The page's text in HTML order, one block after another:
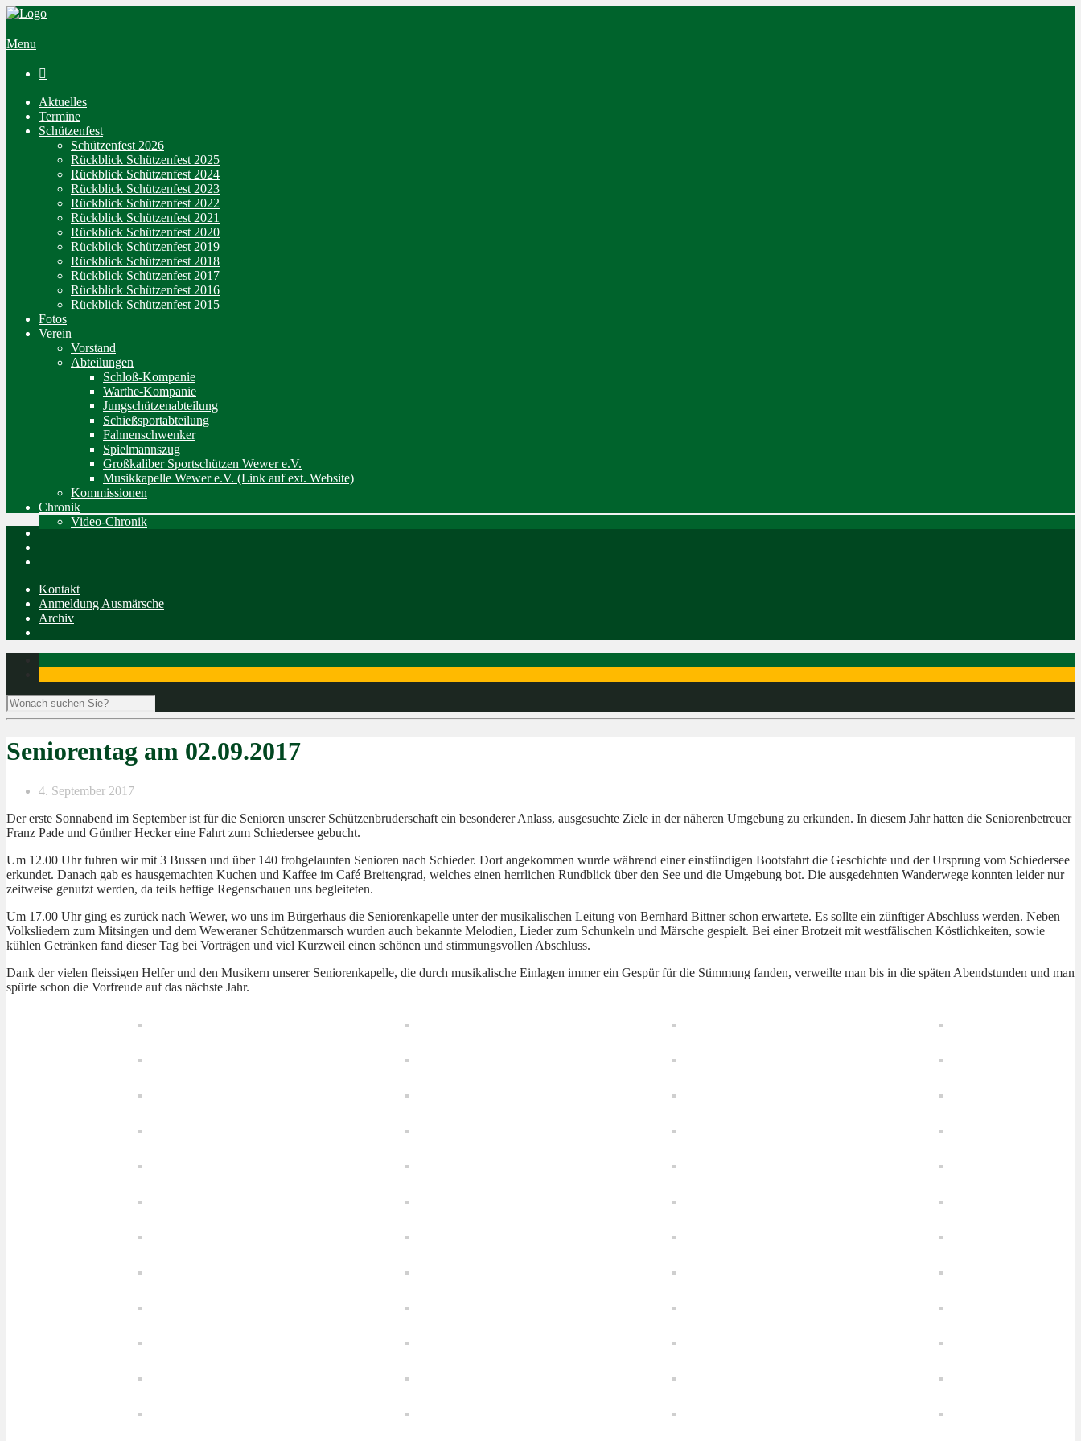
Menu

Aktuelles
Termine
Schützenfest
Schützenfest 2026
Rückblick Schützenfest 2025
Rückblick Schützenfest 2024
Rückblick Schützenfest 2023
Rückblick Schützenfest 2022
Rückblick Schützenfest 2021
Rückblick Schützenfest 2020
Rückblick Schützenfest 2019
Rückblick Schützenfest 2018
Rückblick Schützenfest 2017
Rückblick Schützenfest 2016
Rückblick Schützenfest 2015
Fotos
Verein
Vorstand
Abteilungen
Schloß-Kompanie
Warthe-Kompanie
Jungschützenabteilung
Schießsportabteilung
Fahnenschwenker
Spielmannszug
Großkaliber Sportschützen Wewer e.V.
Musikkapelle Wewer e.V. (Link auf ext. Website)
Kommissionen
Chronik
Video-Chronik
Kontakt
Anmeldung Ausmärsche
Archiv
Seniorentag am 02.09.2017
4. September 2017
Der erste Sonnabend im September ist für die Senioren unserer Schützenbruderschaft ein besonderer Anlass, ausgesuchte Ziele in der näheren Umgebung zu erkunden. In diesem Jahr hatten die Seniorenbetreuer
Franz Pade und Günther Hecker eine Fahrt zum Schiedersee gebucht.
Um 12.00 Uhr fuhren wir mit 3 Bussen und über 140 frohgelaunten Senioren nach Schieder. Dort angekommen wurde während einer einstündigen Bootsfahrt die Geschichte und der Ursprung vom Schiedersee
erkundet. Danach gab es hausgemachten Kuchen und Kaffee im Café Breitengrad, welches einen herrlichen Rundblick über den See und die Umgebung bot. Die ausgedehnten Wanderwege konnten leider nur
zeitweise genutzt werden, da teils heftige Regenschauen uns begleiteten.
Um 17.00 Uhr ging es zurück nach Wewer, wo uns im Bürgerhaus die Seniorenkapelle unter der musikalischen Leitung von Bernhard Bittner schon erwartete. Es sollte ein zünftiger Abschluss werden. Neben
Volksliedern zum Mitsingen und dem Weweraner Schützenmarsch wurden auch bekannte Melodien, Lieder zum Schunkeln und Märsche gespielt. Bei einer Brotzeit mit westfälischen Köstlichkeiten, sowie
kühlen Getränken fand dieser Tag bei Vorträgen und viel Kurzweil einen schönen und stimmungsvollen Abschluss.
Dank der vielen fleissigen Helfer und den Musikern unserer Seniorenkapelle, die durch musikalische Einlagen immer ein Gespür für die Stimmung fanden, verweilte man bis in die späten Abendstunden und man
spürte schon die Vorfreude auf das nächste Jahr.